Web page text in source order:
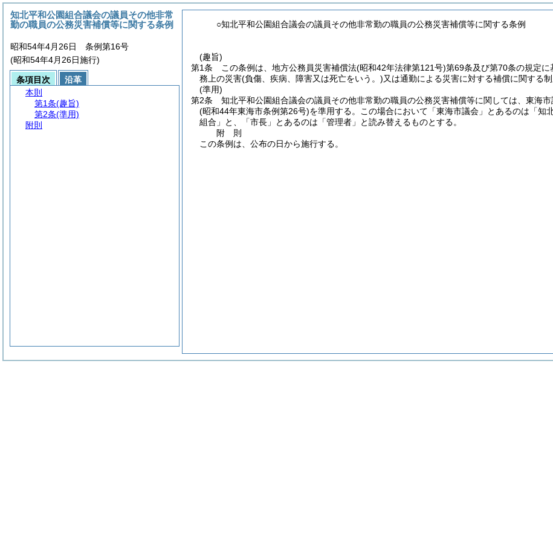
○知北平和公園組合議会の議員その他非常勤の職員の公務災害補償等に関する条例
(趣旨)
第1条
この条例は、地方公務員災害補償法(昭和42年法律第121号)第69条及び第70条の規定
務上の災害(負傷、疾病、障害又は死亡をいう。)又は通勤による災害に対する補償に関する
(準用)
第2条
知北平和公園組合議会の議員その他非常勤の職員の公務災害補償等に関しては、東海
(昭和44年東海市条例第26号)を準用する。
この場合において「東海市議会」とあるのは「知
組合」と、「市長」とあるのは「管理者」と読み替えるものとする。
附 則
この条例は、公布の日から施行する。
知北平和公園組合議会の議員その他非常
勤の職員の公務災害補償等に関する条例
昭和54年4月26日 条例第16号
(昭和54年4月26日施行)
条項目次
沿革
本則
第1条(趣旨)
第2条(準用)
附則